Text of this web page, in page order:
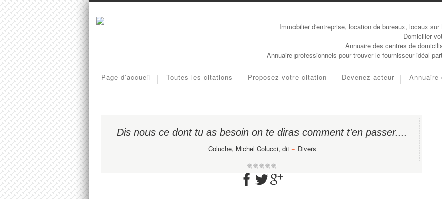
Immobilier d'entreprise, location de bureaux, locaux sur
Domicilier
Annuaire des centres de
Annuaire professionnels pour trouver le fournisseur idéal
Page d’accueil Toutes les citations Proposez votre citation Devenez acteur Annuaire
Dis nous ce dont tu as besoin on te diras comment t'en passer....
Coluche, Michel Colucci, dit− Divers